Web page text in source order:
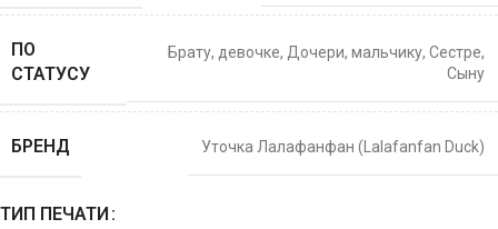
ПО
СТАТУСУ
Брату, девочке, Дочери, мальчику, Сестре,
Сыну
БРЕНД Уточка Лалафанфан (Lalafanfan Duck)
ТИП ПЕЧАТИ